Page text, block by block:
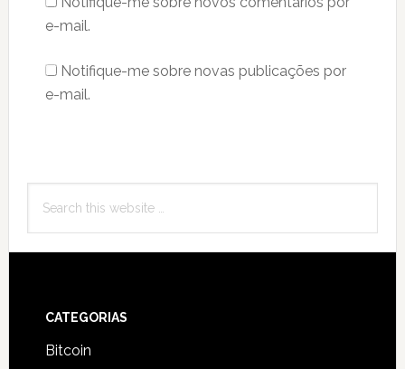
e-mail.
Notifique-me sobre novas publicações por
e-mail.
Primary
Sidebar
this
Footer
CATEGORIAS
Bitcoin